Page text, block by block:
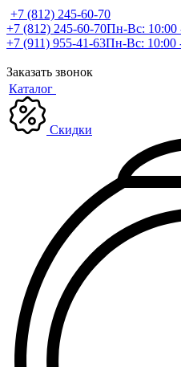
+7 (812) 245-60-70
+7 (812) 245-60-70Пн-Вс: 10:00
+7 (911) 955-41-63Пн-Вс: 10:00
Заказать звонок
Каталог
Скидки